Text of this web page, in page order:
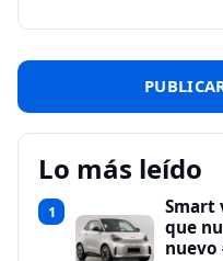
Lo más leído
1
Smart
que
nuevo